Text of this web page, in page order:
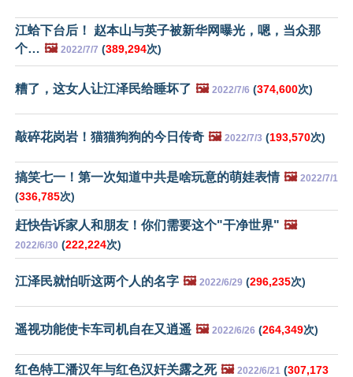
江蛤下台后！ 赵本山与英子被新华网曝光，嗯，当众那
个… 🖼️ 2022/7/7 (389,294次)
糟了，这女人让江泽民给睡坏了 🖼️ 2022/7/6 (374,600次)
敲碎花岗岩！猫猫狗狗的今日传奇 🖼️ 2022/7/3 (193,570次)
搞笑七一！第一次知道中共是啥玩意的萌娃表情 🖼️ 2022/7/1
(336,785次)
赶快告诉家人和朋友！你们需要这个"干净世界" 🖼️
2022/6/30 (222,224次)
江泽民就怕听这两个人的名字 🖼️ 2022/6/29 (296,235次)
遥视功能使卡车司机自在又逍遥 🖼️ 2022/6/26 (264,349次)
红色特工潘汉年与红色汉奸关露之死 🖼️ 2022/6/21 (307,173